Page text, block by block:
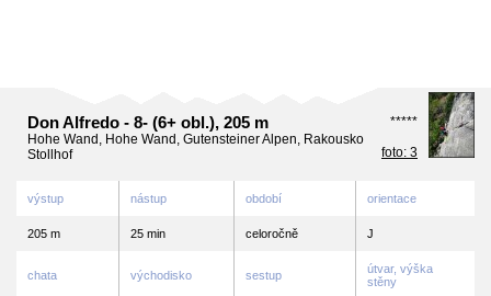
*****
foto: 3
Don Alfredo - 8- (6+ obl.), 205 m
Hohe Wand, Hohe Wand, Gutensteiner Alpen, Rakousko
Stollhof
výstup nástup období orientace
205 m 25 min celoročně J
chata východisko sestup
útvar, výška
stěny